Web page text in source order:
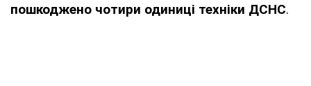
пошкоджено чотири одиниці техніки ДСНС.